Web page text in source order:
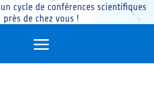
cycle de conférences scientifiques
près de chez vous !